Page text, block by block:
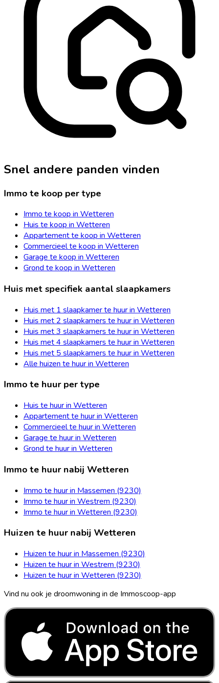
Snel andere panden vinden
Immo te koop per type
Immo te koop in Wetteren
Huis te koop in Wetteren
Appartement te koop in Wetteren
Commercieel te koop in Wetteren
Garage te koop in Wetteren
Grond te koop in Wetteren
Huis met specifiek aantal slaapkamers
Huis met 1 slaapkamer te huur in Wetteren
Huis met 2 slaapkamers te huur in Wetteren
Huis met 3 slaapkamers te huur in Wetteren
Huis met 4 slaapkamers te huur in Wetteren
Huis met 5 slaapkamers te huur in Wetteren
Alle huizen te huur in Wetteren
Immo te huur per type
Huis te huur in Wetteren
Appartement te huur in Wetteren
Commercieel te huur in Wetteren
Garage te huur in Wetteren
Grond te huur in Wetteren
Immo te huur nabij Wetteren
Immo te huur in Massemen (9230)
Immo te huur in Westrem (9230)
Immo te huur in Wetteren (9230)
Huizen te huur nabij Wetteren
Huizen te huur in Massemen (9230)
Huizen te huur in Westrem (9230)
Huizen te huur in Wetteren (9230)
Vind nu ook je droomwoning in de Immoscoop-app